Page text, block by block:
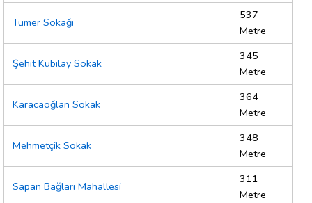
Tümer Sokağı
537
Metre
Şehit Kubilay Sokak
345
Metre
Karacaoğlan Sokak
364
Metre
Mehmetçik Sokak
348
Metre
Sapan Bağları Mahallesi
311
Metre